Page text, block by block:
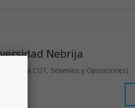
Nebrija
para CGT, Sexenios y Oposiciones).